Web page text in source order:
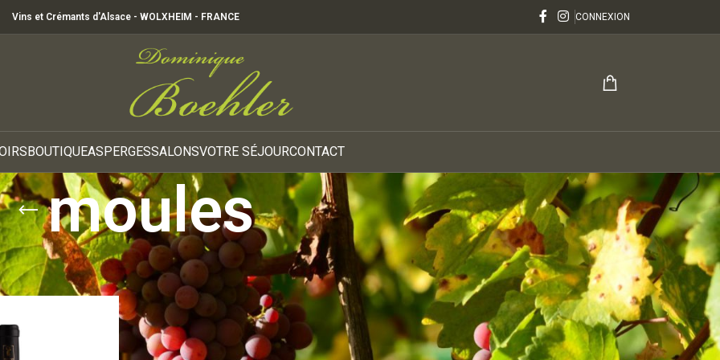
Vins et Crémants d'Alsace - WOLXHEIM - FRANCE CONNEXION
BOUTIQUEASPERGESSALONSVOTRE SÉJOURCONTACT
moules
“moules” Voir 24 36